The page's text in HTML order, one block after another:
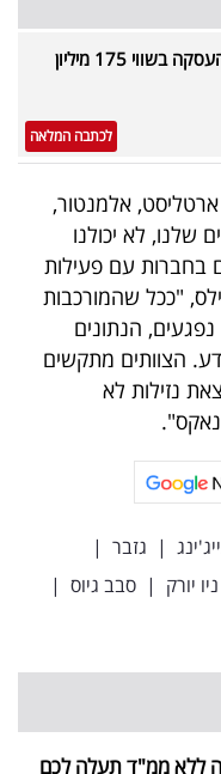
פנגו תשתלט על gett: העסקה בשווי 175 מיליון
לכתבה המלאה
אלמנטור,
שלנו, לא יכולנו
בחברות עם פעילות
"ככל שהמורכבות
נפגעים, הנתונים
הצוותים מתקשים
נזילות לא
| גזבר |
ניו יורק | סבב גיוס |
ללא ממ"ד תעלה לכם